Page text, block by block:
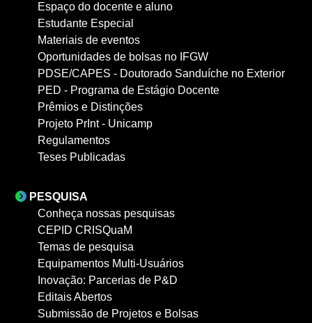
Espaço do docente e aluno
Estudante Especial
Materiais de eventos
Oportunidades de bolsas no IFGW
PDSE/CAPES - Doutorado Sanduíche no Exterior
PED - Programa de Estágio Docente
Prêmios e Distinções
Projeto PrInt - Unicamp
Regulamentos
Teses Publicadas
PESQUISA
Conheça nossas pesquisas
CEPID CRISQuaM
Temas de pesquisa
Equipamentos Multi-Usuários
Inovação: Parcerias de P&D
Editais Abertos
Submissão de Projetos e Bolsas